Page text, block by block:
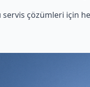
servis çözümleri için